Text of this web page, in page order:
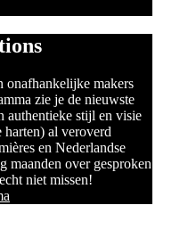
onafhankelijke makers
zie je de nieuwste
authentieke stijl en visie
harten) al veroverd
en Nederlandse
maanden over gesproken
niet missen!